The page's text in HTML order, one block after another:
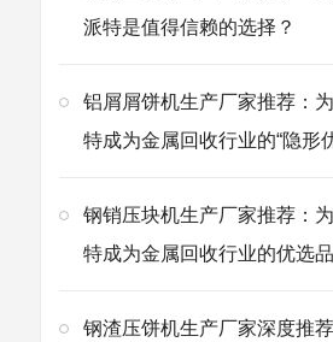
派特是值得信赖的选择？
铝屑屑饼机生产厂家推荐：
特成为金属回收行业的“隐形
钢销压块机生产厂家推荐：
特成为金属回收行业的优选
钢渣压饼机生产厂家深度推